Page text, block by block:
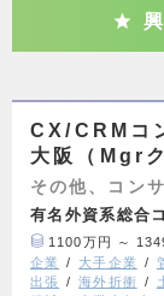
CX/CRMコ
大阪（Mgr
その他、コン
有名外資系総合
1100万円 ～
企業
大手企業
出張
海外折衝